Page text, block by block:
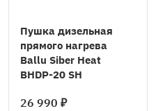
Пушка дизельная
прямого нагрева
Ballu Siber Heat
BHDP-20 SH
26 990 ₽